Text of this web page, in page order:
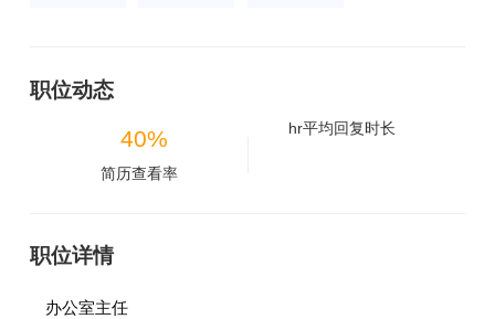
职位动态
40%
简历查看率
hr平均回复时长
职位详情
办公室主任